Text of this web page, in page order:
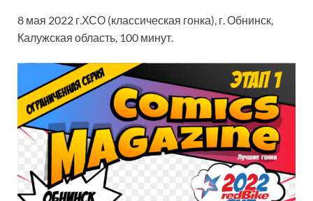
8 мая 2022 г.ХСО (классическая гонка), г. Обнинск,
Калужская область, 100 минут.